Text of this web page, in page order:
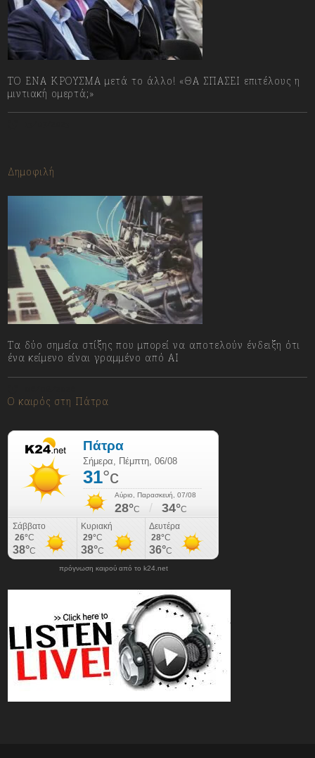
ΤΟ ΕΝΑ ΚΡΟΥΣΜΑ μετά το άλλο! «ΘΑ ΣΠΑΣΕΙ επιτέλους η
μιντιακή ομερτά;»
Δημοφιλή
Τα δύο σημεία στίξης που μπορεί να αποτελούν ένδειξη ότι
ένα κείμενο είναι γραμμένο από AI
Ο καιρός στη Πάτρα
πρόγνωση καιρού από το k24.net